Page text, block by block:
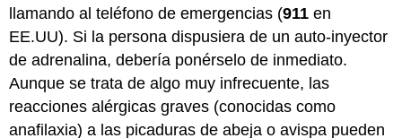
llamando al teléfono de emergencias (911 en
EE.UU). Si la persona dispusiera de un auto-inyector
de adrenalina, debería ponérselo de inmediato.
Aunque se trata de algo muy infrecuente, las
reacciones alérgicas graves (conocidas como
anafilaxia) a las picaduras de abeja o avispa pueden